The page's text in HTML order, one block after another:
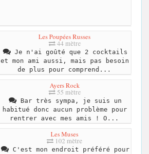
Les Poupées Russes
44 mètre
Je n'ai goûté que 2 cocktails
et mon ami aussi, mais pas besoin
de plus pour comprend...
Ayers Rock
55 mètre
Bar très sympa, je suis un
habitué donc aucun problème pour
rentrer avec mes amis ! O...
Les Muses
102 mètre
C'est mon endroit préféré pour